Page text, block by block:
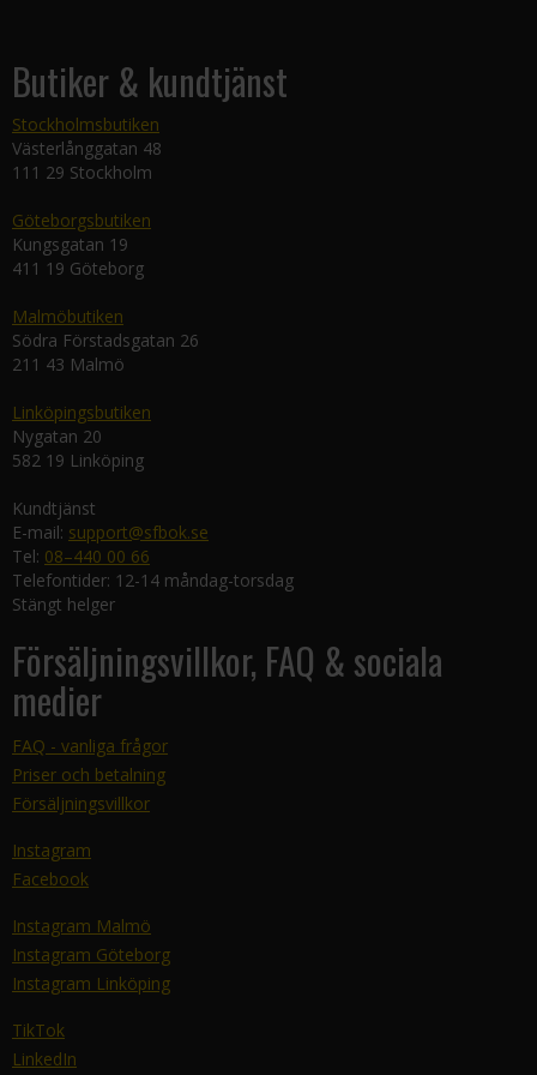
Butiker & kundtjänst
Stockholmsbutiken
Västerlånggatan 48
111 29 Stockholm
Göteborgsbutiken
Kungsgatan 19
411 19 Göteborg
Malmöbutiken
Södra Förstadsgatan 26
211 43 Malmö
Linköpingsbutiken
Nygatan 20
582 19 Linköping
Kundtjänst
E-mail: support@sfbok.se
Tel: 08–440 00 66
Telefontider: 12-14 måndag-torsdag
Stängt helger
Försäljningsvillkor, FAQ & sociala
medier
FAQ - vanliga frågor
Priser och betalning
Försäljningsvillkor
Instagram
Facebook
Instagram Malmö
Instagram Göteborg
Instagram Linköping
TikTok
LinkedIn